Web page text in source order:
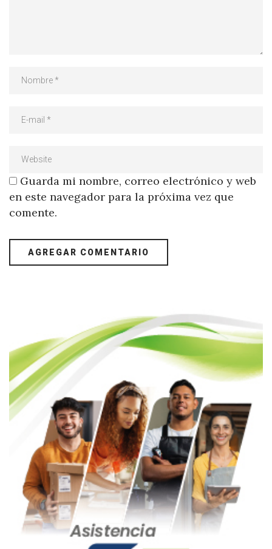
Guarda mi nombre, correo electrónico y web
en este navegador para la próxima vez que
comente.